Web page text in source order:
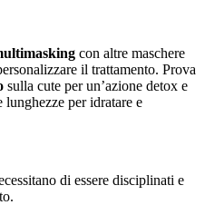
con altre maschere
il trattamento. Prova
sulla cute per un’azione detox e
lunghezze per idratare e
di essere disciplinati e